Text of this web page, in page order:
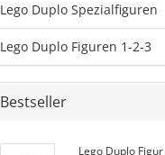
Lego Duplo Spezialfiguren
Lego Duplo Figuren 1-2-3
Bestseller
Lego Duplo